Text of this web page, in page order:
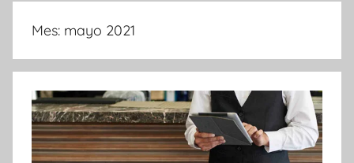
Mes: mayo 2021